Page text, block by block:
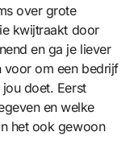
over grote
kwijtraakt door
en ga je liever
voor om een bedrijf
doet. Eerst
en welke
het ook gewoon